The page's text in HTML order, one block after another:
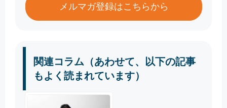
メルマガ登録はこちらから
関連コラム（あわせて、以下の記事
もよく読まれています）